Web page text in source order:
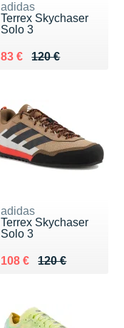
adidas
Terrex Skychaser
Solo 3
120 €
Au lieu de 120 €
83 €
Vendu 83 €
adidas
Terrex Skychaser
Solo 3
120 €
Au lieu de 120 €
108 €
Vendu 108 €